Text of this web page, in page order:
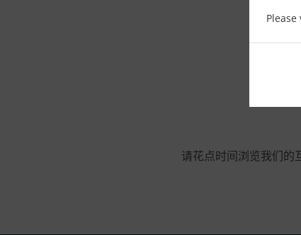
请花点时间浏览我们的